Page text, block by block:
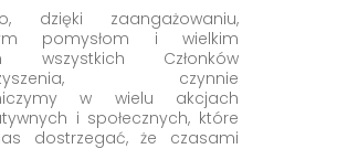
dzięki zaangażowaniu,
pomysłom i wielkim
wszystkich Członków
czynnie
w wielu akcjach
i społecznych, które
dostrzegać, że czasami